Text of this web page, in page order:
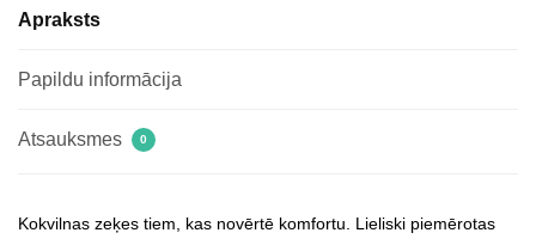
Apraksts
Papildu informācija
Atsauksmes 0
Kokvilnas zeķes tiem, kas novērtē komfortu. Lieliski piemērotas